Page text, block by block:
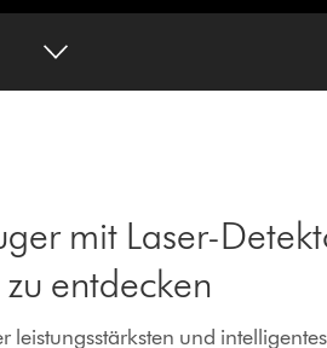
mit Laser-
entdecken
leistungsstärksten und